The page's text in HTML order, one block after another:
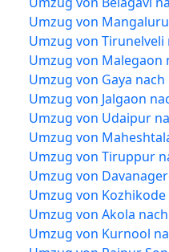
Umzug von
Umzug von Tirunelveli
Umzug von Malegaon
Umzug von Gaya nach
Umzug von Jalgaon
Umzug von Udaipur
Umzug von
Umzug von Tiruppur
Umzug von
Umzug von
Umzug von Akola
Umzug von Kurnool